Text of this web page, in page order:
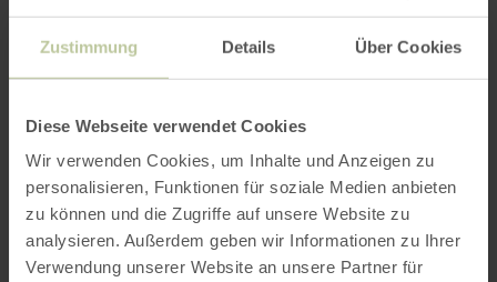
Zustimmung Details Über Cookies
Diese Webseite verwendet Cookies
Wir verwenden Cookies, um Inhalte und Anzeigen zu
personalisieren, Funktionen für soziale Medien anbieten
zu können und die Zugriffe auf unsere Website zu
analysieren. Außerdem geben wir Informationen zu Ihrer
Verwendung unserer Website an unsere Partner für